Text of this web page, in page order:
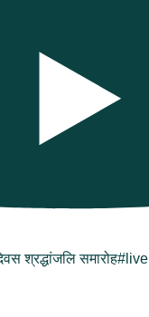
श्रद्धांजलि समारोह#live